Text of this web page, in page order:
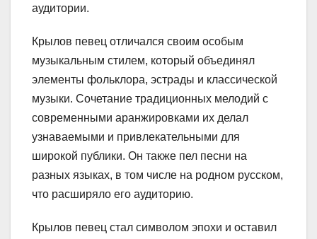
аудитории.
Крылов певец отличался своим особым
музыкальным стилем, который объединял
элементы фольклора, эстрады и классической
музыки. Сочетание традиционных мелодий с
современными аранжировками их делал
узнаваемыми и привлекательными для
широкой публики. Он также пел песни на
разных языках, в том числе на родном русском,
что расширяло его аудиторию.
Крылов певец стал символом эпохи и оставил